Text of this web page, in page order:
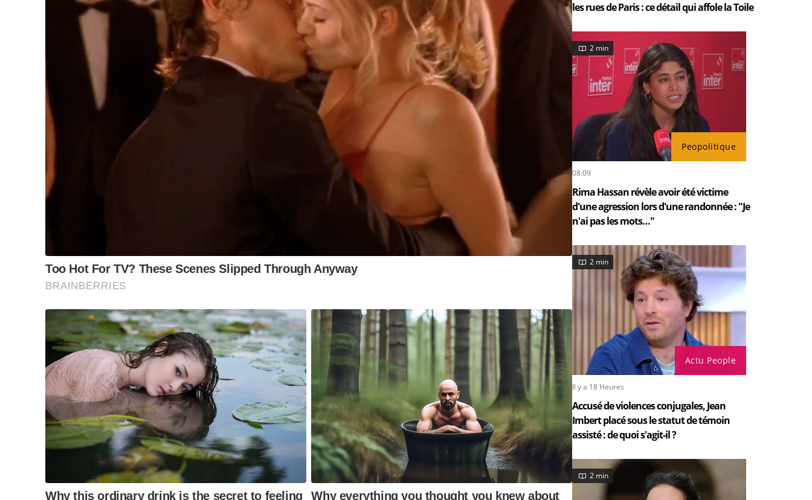
les rues de Paris : ce détail qui affole la Toile
Peopolitique
2 min
08:09
Rima Hassan révèle avoir été victime
d'une agression lors d'une randonnée : "Je
n'ai pas les mots…"
Actu People
2 min
Il y a 18 Heures
Accusé de violences conjugales, Jean
Imbert placé sous le statut de témoin
assisté : de quoi s'agit-il ?
2 min